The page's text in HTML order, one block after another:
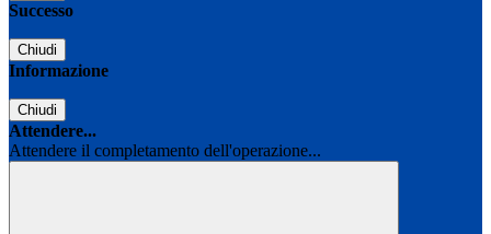
Successo
Chiudi
Informazione
Chiudi
Attendere...
Attendere il completamento dell'operazione...